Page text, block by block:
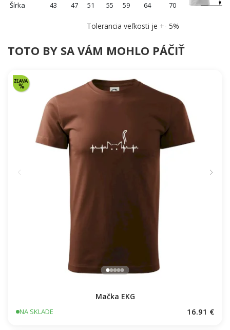
Šírka
43 47 51 55 59 64 70 76
Tolerancia veľkosti je +- 5%
TOTO BY SA VÁM MOHLO PÁČIŤ
Mačka EKG
NA SKLADE 16.91 €